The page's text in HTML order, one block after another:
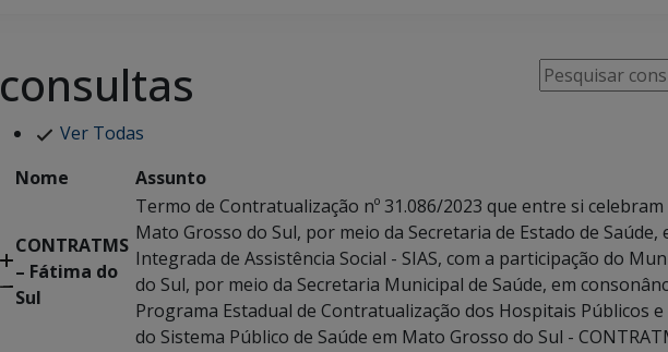
consultas
Ver Todas
Nome
Assunto
CONTRATMS
– Fátima do
Sul
Termo de Contratualização nº 31.086/2023 que entre si celebram
Mato Grosso do Sul, por meio da Secretaria de Estado de Saúde,
Integrada de Assistência Social - SIAS, com a participação do
do Sul, por meio da Secretaria Municipal de Saúde, em
Programa Estadual de Contratualização dos Hospitais Públicos
do Sistema Público de Saúde em Mato Grosso do Sul -